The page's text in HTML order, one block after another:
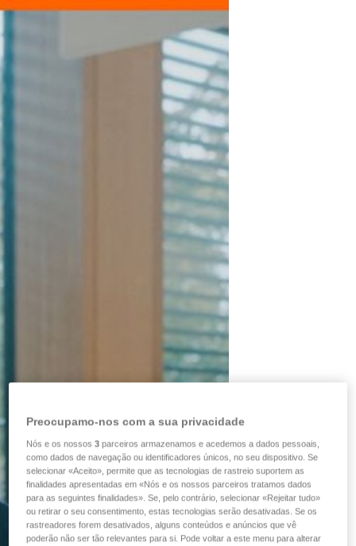
Preocupamo-nos com a sua privacidade
Nós e os nossos3 parceiros armazenamos e acedemos a dados pessoais,
como dados de navegação ou identificadores únicos, no seu dispositivo. Se
selecionar «Aceito», permite que as tecnologias de rastreio suportem as
finalidades apresentadas em «Nós e os nossos parceiros tratamos dados
para as seguintes finalidades». Se, pelo contrário, selecionar «Rejeitar tudo»
ou retirar o seu consentimento, estas tecnologias serão desativadas. Se os
rastreadores forem desativados, alguns conteúdos e anúncios que vê
poderão não ser tão relevantes para si. Pode voltar a este menu para alterar